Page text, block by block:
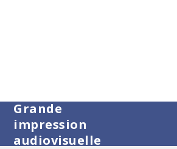
Grande
impression
audiovisuelle